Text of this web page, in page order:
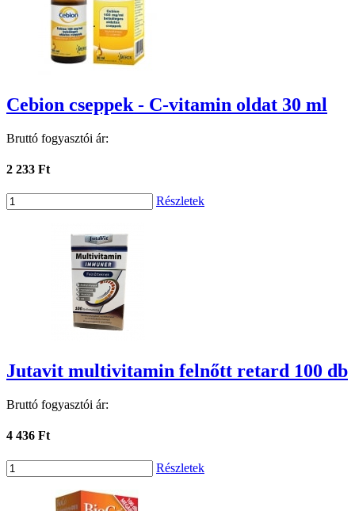
Cebion cseppek - C-vitamin oldat 30 ml
Bruttó fogyasztói ár:
2 233 Ft
Részletek
Jutavit multivitamin felnőtt retard 100 db
Bruttó fogyasztói ár:
4 436 Ft
Részletek